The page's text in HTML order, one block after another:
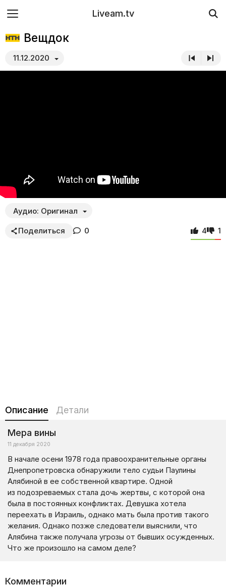
Liveam.tv
Вещдок
11.12.2020
Аудио: Оригинал
Поделиться 0 4 1
Описание Детали
Мера вины
11 декабря 2020
В начале осени 1978 года правоохранительные органы
Днепропетровска обнаружили тело судьи Паулины
Алябиной в ее собственной квартире. Одной
из подозреваемых стала дочь жертвы, с которой она
была в постоянных конфликтах. Девушка хотела
переехать в Израиль, однако мать была против такого
желания. Однако позже следователи выяснили, что
Алябина также получала угрозы от бывших осужденных.
Что же произошло на самом деле?
Комментарии